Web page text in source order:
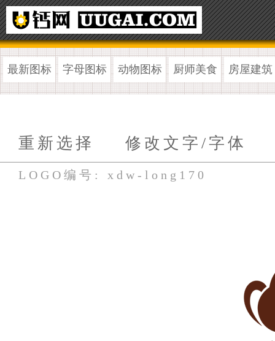
最新图标 字母图标 动物图标 厨师美食 房屋建筑
重新选择 修改文字/字体
LOGO编号: xdw-long170